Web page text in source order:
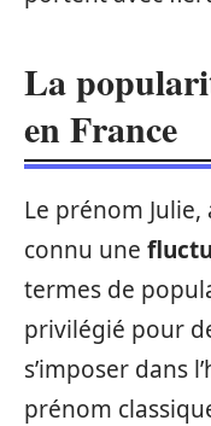
La
en France
Le prénom
connu une
termes de
privilégié pour
s’imposer dans
prénom